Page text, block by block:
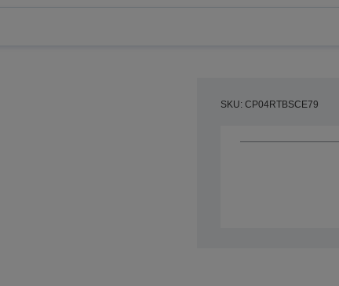
SKU: CP04RTBSCE79